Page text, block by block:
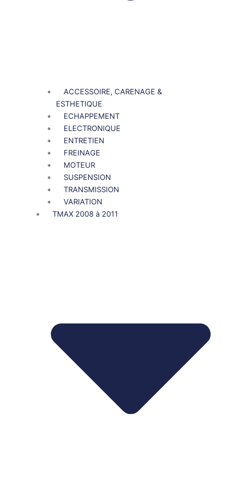
ACCESSOIRE, CARENAGE &
ESTHETIQUE
ECHAPPEMENT
ELECTRONIQUE
ENTRETIEN
FREINAGE
MOTEUR
SUSPENSION
TRANSMISSION
VARIATION
TMAX 2008 à 2011